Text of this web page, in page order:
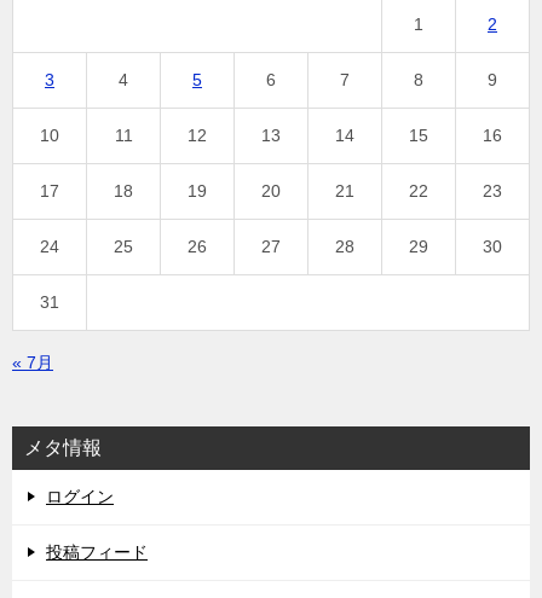
1 2
3 4 5 6 7 8 9
10 11 12 13 14 15 16
17 18 19 20 21 22 23
24 25 26 27 28 29 30
31
« 7月
メタ情報
ログイン
投稿フィード